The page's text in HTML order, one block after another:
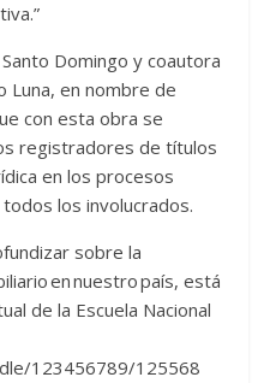
Domingo y coautora
Luna, en nombre de
con esta obra se
registradores de títulos
en los procesos
los involucrados.
sobre la
en nuestro país, está
de la Escuela Nacional
123456789/125568